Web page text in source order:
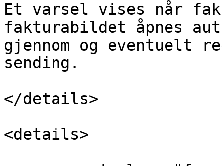
Et varsel vises når
fakturabildet åpnes
gjennom og eventuelt
sending.
</details>
<details>